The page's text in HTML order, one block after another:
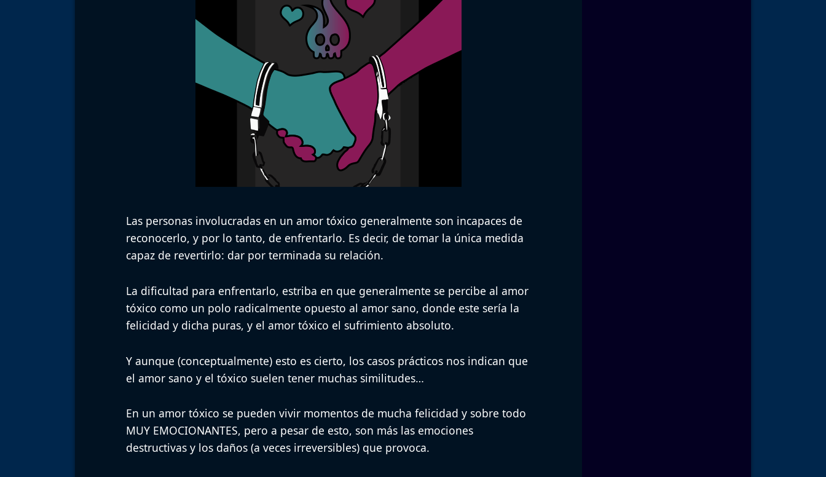
Las personas involucradas en un amor tóxico generalmente son incapaces de
reconocerlo, y por lo tanto, de enfrentarlo. Es decir, de tomar la única medida
capaz de revertirlo: dar por terminada su relación.
La dificultad para enfrentarlo, estriba en que generalmente se percibe al amor
tóxico como un polo radicalmente opuesto al amor sano, donde este sería la
felicidad y dicha puras, y el amor tóxico el sufrimiento absoluto.
Y aunque (conceptualmente) esto es cierto, los casos prácticos nos indican que
el amor sano y el tóxico suelen tener muchas similitudes…
En un amor tóxico se pueden vivir momentos de mucha felicidad y sobre todo
MUY EMOCIONANTES, pero a pesar de esto, son más las emociones
destructivas y los daños (a veces irreversibles) que provoca.